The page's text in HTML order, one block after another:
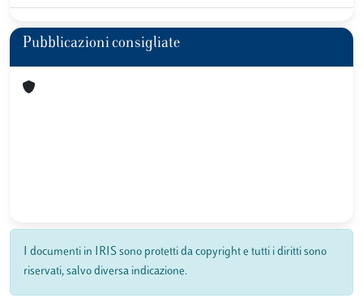
Pubblicazioni consigliate
I documenti in IRIS sono protetti da copyright e tutti i diritti sono
riservati, salvo diversa indicazione.